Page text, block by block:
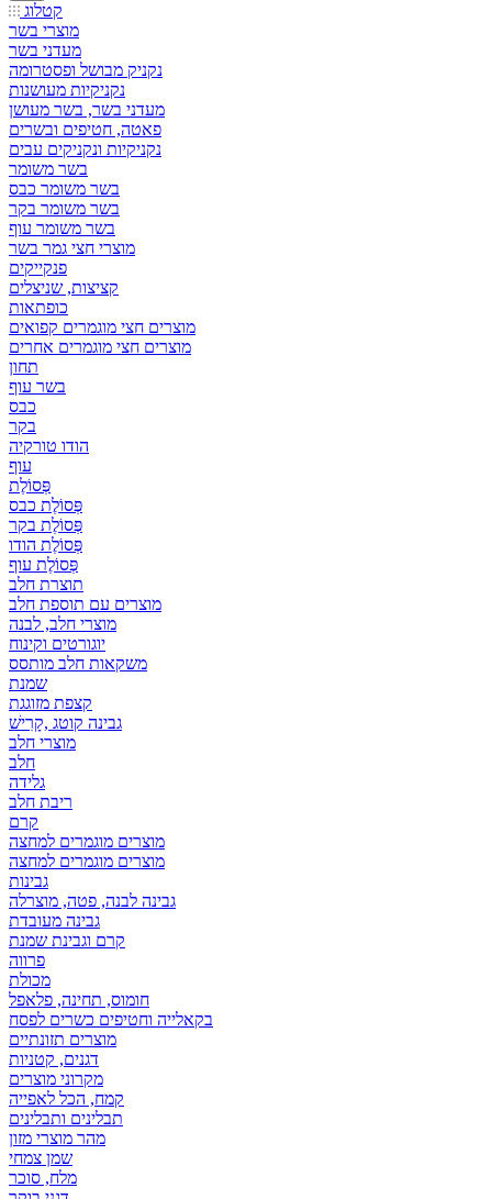
קטלוג
מוצרי בשר
מעדני בשר
נקניק מבושל ופסטרומה
נקניקיות מעושנות
מעדני בשר, בשר מעושן
פאטה, חטיפים ובשרים
נקניקיות ונקניקים עבים
בשר משומר
בשר משומר כבס
בשר משומר בקר
בשר משומר עוף
מוצרי חצי גמר בשר
פנקייקים
קציצות, שניצלים
כופתאות
מוצרים חצי מוגמרים קפואים
מוצרים חצי מוגמרים אחרים
תחון
בשר עוף
כבס
בקר
הודו טורקיה
עוף
פְּסוֹלֶת
פְּסוֹלֶת כבס
פְּסוֹלֶת בקר
פְּסוֹלֶת הודו
פְּסוֹלֶת עוף
תוצרת חלב
מוצרים עם תוספת חלב
מוצרי חלב, לבנה
יוגורטים וקינוח
משקאות חלב מותסס
שמנת
קצפת מזוגגת
גבינה קוטג ,קָרִישׁ
מוצרי חלב
חלב
גלידה
ריבת חלב
קרם
מוצרים מוגמרים למחצה
מוצרים מוגמרים למחצה
גבינות
גבינה לבנה, פטה, מוצרלה
גבינה מעובדת
קרם וגבינת שמנת
פרווה
מכולת
חומוס, תחינה, פלאפל
בקאלייה וחטיפים כשרים לפסח
מוצרים תזונתיים
דגנים, קטניות
מקרוני מוצרים
קמח, הכל לאפייה
תבלינים ותבלינים
מהר מוצרי מזון
שמן צמחי
מלח, סוכר